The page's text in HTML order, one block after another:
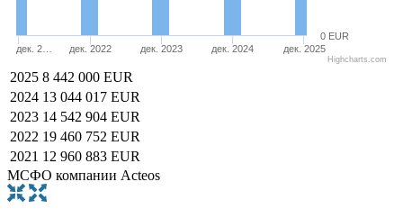
дек. 2… дек. 2022 дек. 2023 дек. 2024 дек. 2025
0 EUR
Highcharts.com
2025 8 442 000 EUR
2024 13 044 017 EUR
2023 14 542 904 EUR
2022 19 460 752 EUR
2021 12 960 883 EUR
МСФО компании Acteos